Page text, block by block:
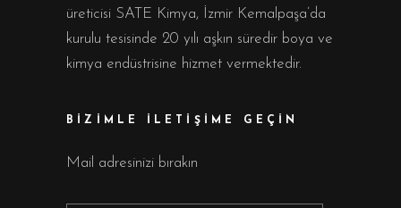
üreticisi SATE Kimya, İzmir Kemalpaşa’da
kurulu tesisinde 20 yılı aşkın süredir boya ve
kimya endüstrisine hizmet vermektedir.
BİZİMLE İLETİŞİME GEÇİN
Mail adresinizi bırakın